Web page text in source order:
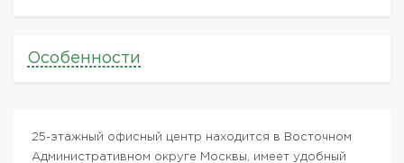
Особенности
25-этажный офисный центр находится в Восточном
Административном округе Москвы, имеет удобный